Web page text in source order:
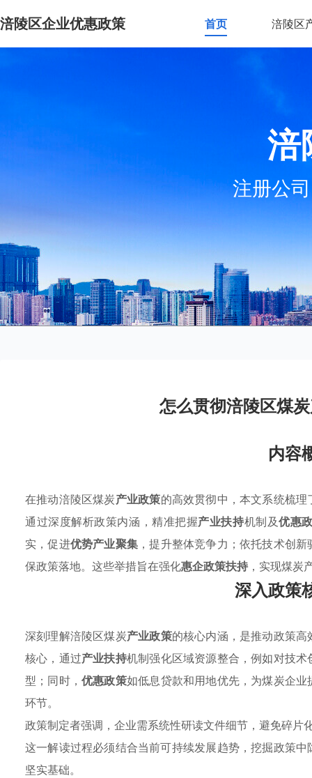
涪陵区企业优惠政策 首页 涪陵区
涪
注册公
怎么贯彻涪陵区煤
内容
在推动涪陵区煤炭产业政策的高效贯彻中，本文系统梳
通过深度解析政策内涵，精准把握产业扶持机制及优惠
实，促进优势产业聚集 ，提升整体竞争力；依托技术创
保政策落地。这些举措旨在强化惠企政策扶持 ，实现煤炭
深入政策
深刻理解涪陵区煤炭产业政策的核心内涵，是推动政策
核心，通过产业扶持机制强化区域资源整合，例如对技
型；同时，优惠政策如低息贷款和用地优先，为煤炭企
环节。
政策制定者强调，企业需系统性研读文件细节，避免碎片
这一解读过程必须结合当前可持续发展趋势，挖掘政策
坚实基础。